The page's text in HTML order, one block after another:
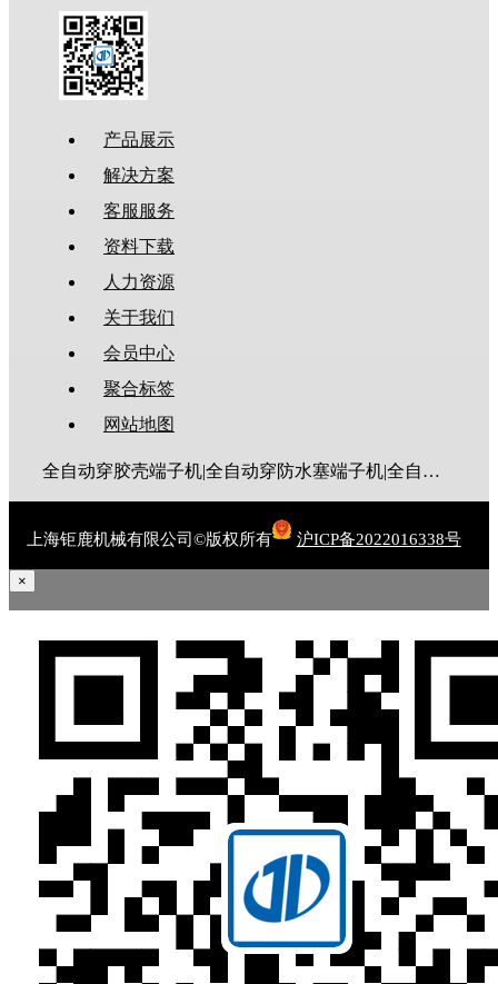
产品展示
解决方案
客服服务
资料下载
人力资源
关于我们
会员中心
聚合标签
网站地图
全自动穿胶壳端子机|全自动穿防水塞端子机|全自动穿热缩管端子机|全自动穿护套端子机|全自动穿号码管端子机|全自动端子机|全自动穿防水栓端子机|端子压着机|端子压接机|静音端子机|多芯线端子机|护套线端子机|全自动排线端子机|新能源大平方压接机|电脑剥线机|自动剥线机|裁线机|剥线机
上海钜鹿机械有限公司©版权所有 沪ICP备2022016338号
×